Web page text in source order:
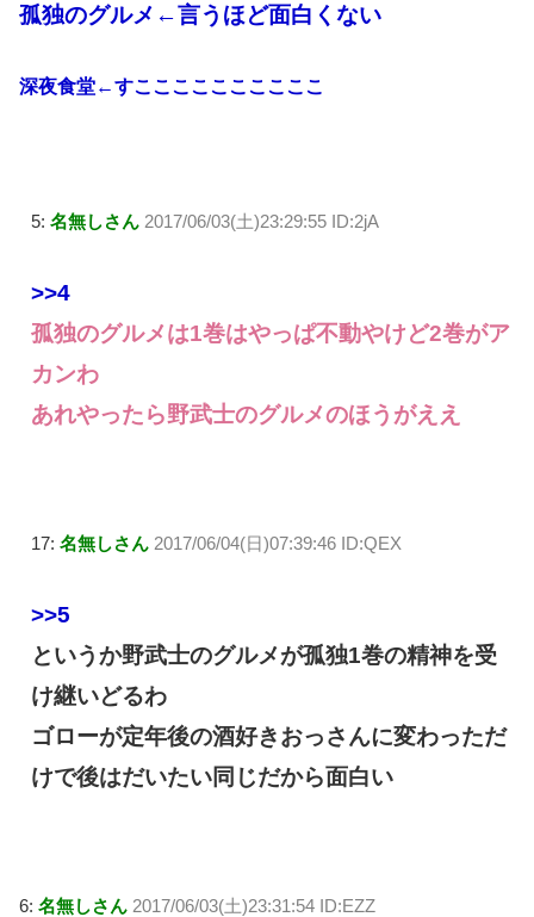
孤独のグルメ←言うほど面白くない
深夜食堂←すここここここここここ
5: 名無しさん 2017/06/03(土)23:29:55 ID:2jA
>>4
孤独のグルメは1巻はやっぱ不動やけど2巻がア
カンわ
あれやったら野武士のグルメのほうがええ
17: 名無しさん 2017/06/04(日)07:39:46 ID:QEX
>>5
というか野武士のグルメが孤独1巻の精神を受
け継いどるわ
ゴローが定年後の酒好きおっさんに変わっただ
けで後はだいたい同じだから面白い
6: 名無しさん 2017/06/03(土)23:31:54 ID:EZZ